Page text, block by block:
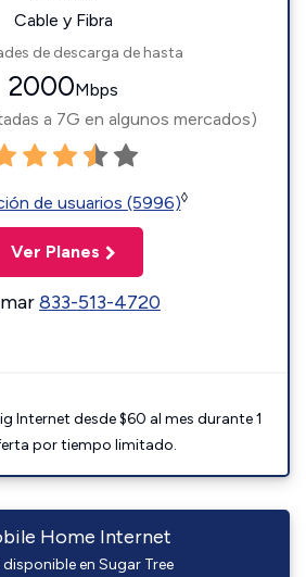
Cable y Fibra
de descarga de hasta
2000Mbps
a 7G en algunos mercados)
de usuarios (5996)◊
Ver Planes
833-513-4720
Internet desde $60 al mes durante 1
por tiempo limitado.
Home Internet
disponible en Sugar Tree